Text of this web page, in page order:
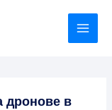
дронове в